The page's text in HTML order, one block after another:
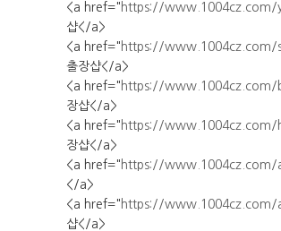
<a href=" https://www.1004cz.com/
샵</a>
<a href=" https://www.1004cz.com/
출장샵</a>
<a href=" https://www.1004cz.com/
장샵</a>
<a href=" https://www.1004cz.com/
장샵</a>
<a href=" https://www.1004cz.com/
</a>
<a href=" https://www.1004cz.com/
샵</a>